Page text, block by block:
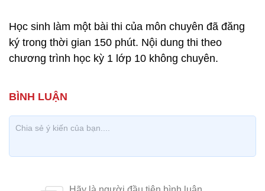
Học sinh làm một bài thi của môn chuyên đã đăng
ký trong thời gian 150 phút. Nội dung thi theo
chương trình học kỳ 1 lớp 10 không chuyên.